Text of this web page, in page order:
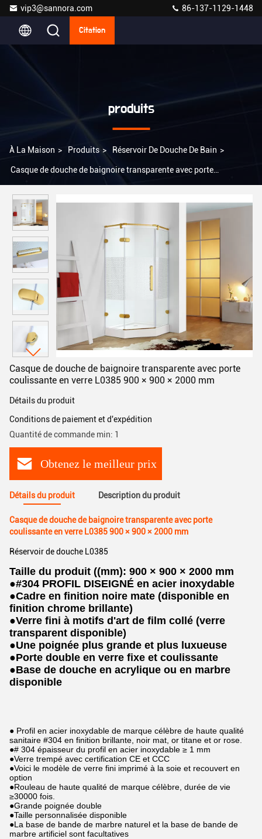
vip3@sannora.com 86-137-1129-1448
Citation
produits
À La Maison > Produits > Réservoir De Douche De Bain >
Casque de douche de baignoire transparente avec porte
Casque de douche de baignoire transparente avec porte
coulissante en verre L0385 900 × 900 × 2000 mm
Détails du produit
Conditions de paiement et d'expédition
Quantité de commande min: 1
Obtenez le meilleur prix
Détails du produit Description du produit
Casque de douche de baignoire transparente avec porte
coulissante en verre L0385 900 × 900 × 2000 mm
Réservoir de douche L0385
Taille du produit ((mm): 900 × 900 × 2000 mm
●#304 PROFIL DISEIGNÉ en acier inoxydable
●Cadre en finition noire mate (disponible en
finition chrome brillante)
●Verre fini à motifs d'art de film collé (verre
transparent disponible)
●Une poignée plus grande et plus luxueuse
●Porte double en verre fixe et coulissante
●Base de douche en acrylique ou en marbre
disponible
● Profil en acier inoxydable de marque célèbre de haute qualité
sanitaire #304 en finition brillante, noir mat, or titane et or rose.
●# 304 épaisseur du profil en acier inoxydable ≥ 1 mm
●Verre trempé avec certification CE et CCC
●Voici le modèle de verre fini imprimé à la soie et recouvert en
option
●Rouleau de haute qualité de marque célèbre, durée de vie
≥30000 fois.
●Grande poignée double
●Taille personnalisée disponible
●La base de bande de marbre naturel et la base de bande de
marbre artificiel sont facultatives